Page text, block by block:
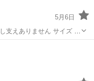
5月6日
支えありません サイズ タ
465mm 宜しくお願いします。